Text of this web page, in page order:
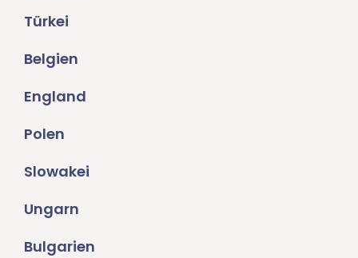
Türkei
Belgien
England
Polen
Slowakei
Ungarn
Bulgarien